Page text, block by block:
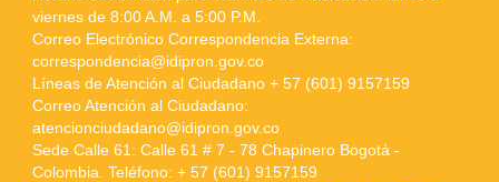
viernes de 8:00 A.M. a 5:00 P.M.
Correo Electrónico Correspondencia Externa:
correspondencia@idipron.gov.co
Líneas de Atención al Ciudadano + 57 (601) 9157159
Correo Atención al Ciudadano:
atencionciudadano@idipron.gov.co
Sede Calle 61: Calle 61 # 7 - 78 Chapinero Bogotá -
Colombia. Teléfono: + 57 (601) 9157159